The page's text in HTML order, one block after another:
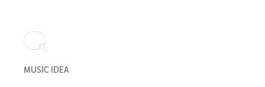
MUSIC IDEA